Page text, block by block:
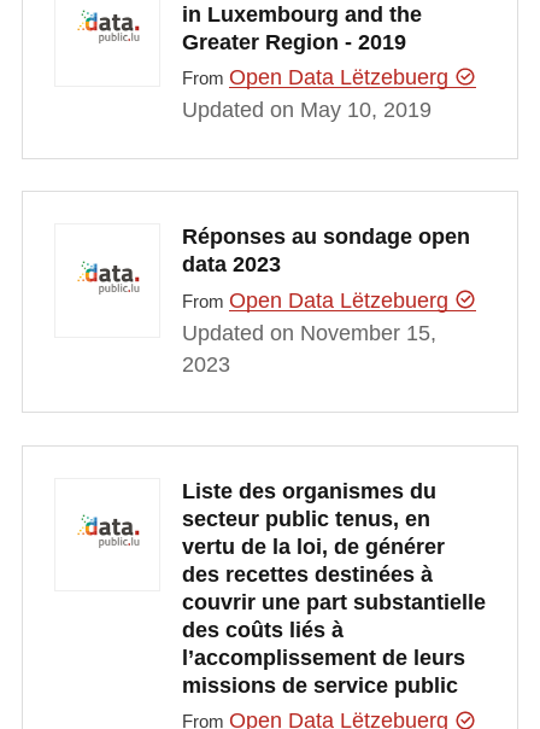
in Luxembourg and the
Greater Region - 2019
From Open Data Lëtzebuerg
Updated on May 10, 2019
Réponses au sondage open
data 2023
From Open Data Lëtzebuerg
Updated on November 15,
2023
Liste des organismes du
secteur public tenus, en
vertu de la loi, de générer
des recettes destinées à
couvrir une part substantielle
des coûts liés à
l’accomplissement de leurs
missions de service public
From Open Data Lëtzebuerg